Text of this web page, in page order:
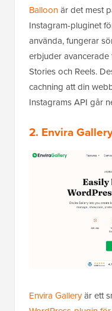
Balloonär det mest
Instagram-pluginet
använda, fungerar
erbjuder
Stories och Reels.
cachning att din
Instagrams API går
2. Envira
Envira Galleryär ett